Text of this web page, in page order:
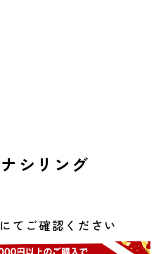
シリング
てご確認ください